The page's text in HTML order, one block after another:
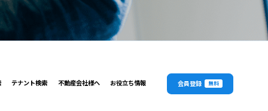
テナント検索 不動産会社様へ お役立ち情報 会員登録 無料